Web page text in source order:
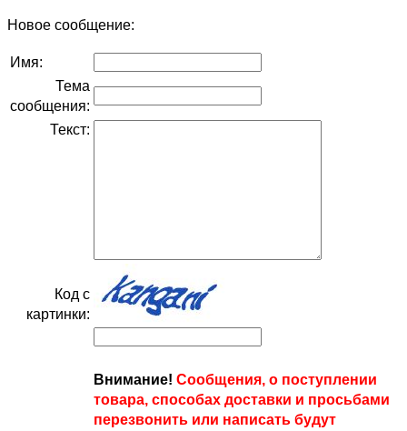
Новое сообщение:
Имя:
Тема
сообщения:
Текст:
Код с
картинки:
Внимание! Сообщения, о поступлении
товара, способах доставки и просьбами
перезвонить или написать будут